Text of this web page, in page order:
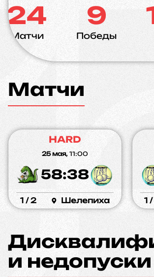
24
Матчи
9
Победы
Матчи
HARD
25 мая, 11:00
58:38
1 / 2 Шелепиха 1
и недопуски